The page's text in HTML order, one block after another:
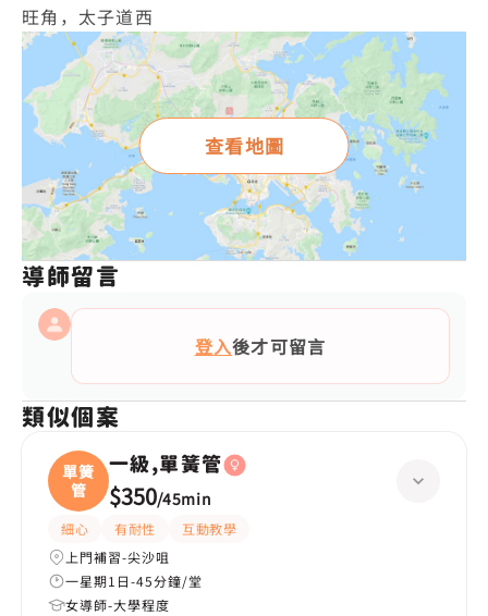
旺角，太子道西
查看地圖
導師留言
登入後才可留言
類似個案
單簧
管
一級,單簧管
$350/45min
細心 有耐性
互動教學
上門補習-尖沙咀
一星期1日-45分鐘/堂
女導師-大學程度